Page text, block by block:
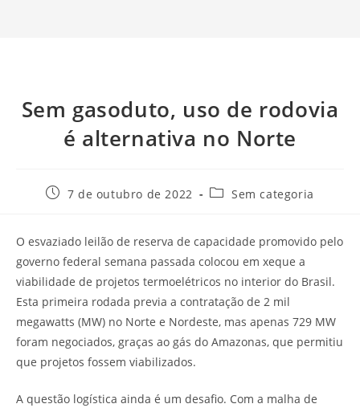
Sem gasoduto, uso de rodovia
é alternativa no Norte
7 de outubro de 2022 Sem categoria
O esvaziado leilão de reserva de capacidade promovido pelo
governo federal semana passada colocou em xeque a
viabilidade de projetos termoelétricos no interior do Brasil.
Esta primeira rodada previa a contratação de 2 mil
megawatts (MW) no Norte e Nordeste, mas apenas 729 MW
foram negociados, graças ao gás do Amazonas, que permitiu
que projetos fossem viabilizados.
A questão logística ainda é um desafio. Com a malha de